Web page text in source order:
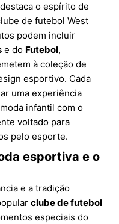
o espírito de
de futebol West
podem incluir
e do Futebol,
à coleção de
esportivo. Cada
uma experiência
infantil com o
voltado para
pelo esporte.
esportiva e o
e a tradição
clube de futebol
especiais do